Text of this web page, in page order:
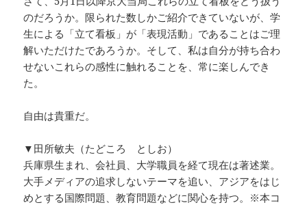
のだろうか。限られた数しかご紹介できていないが、学
生による「立て看板」が「表現活動」であることはご理
解いただけたであろうか。そして、私は自分が持ち合わ
せないこれらの感性に触れることを、常に楽しんでき
た。
自由は貴重だ。
▼田所敏夫（たどころ としお）
兵庫県生まれ、会社員、大学職員を経て現在は著述業。
大手メディアの追求しないテーマを追い、アジアをはじ
めとする国際問題、教育問題などに関心を持つ。※本コ